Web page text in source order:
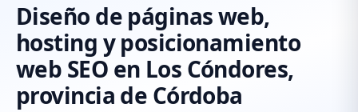
Diseño de páginas web,
hosting y posicionamiento
web SEO en Los Cóndores,
provincia de Córdoba